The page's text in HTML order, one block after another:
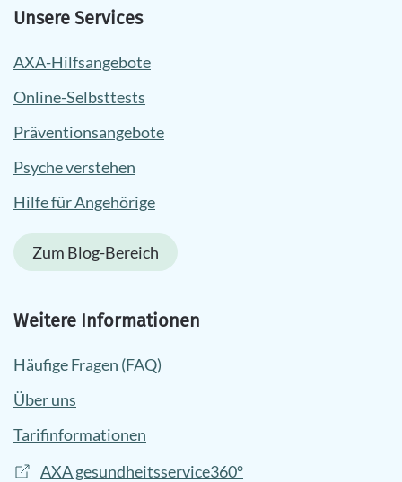
Unsere Services
AXA-Hilfsangebote
Online-Selbsttests
Präventionsangebote
Psyche verstehen
Hilfe für Angehörige
Zum Blog-Bereich
Weitere Informationen
Häufige Fragen (FAQ)
Über uns
Tarifinformationen
AXA gesundheitsservice360°